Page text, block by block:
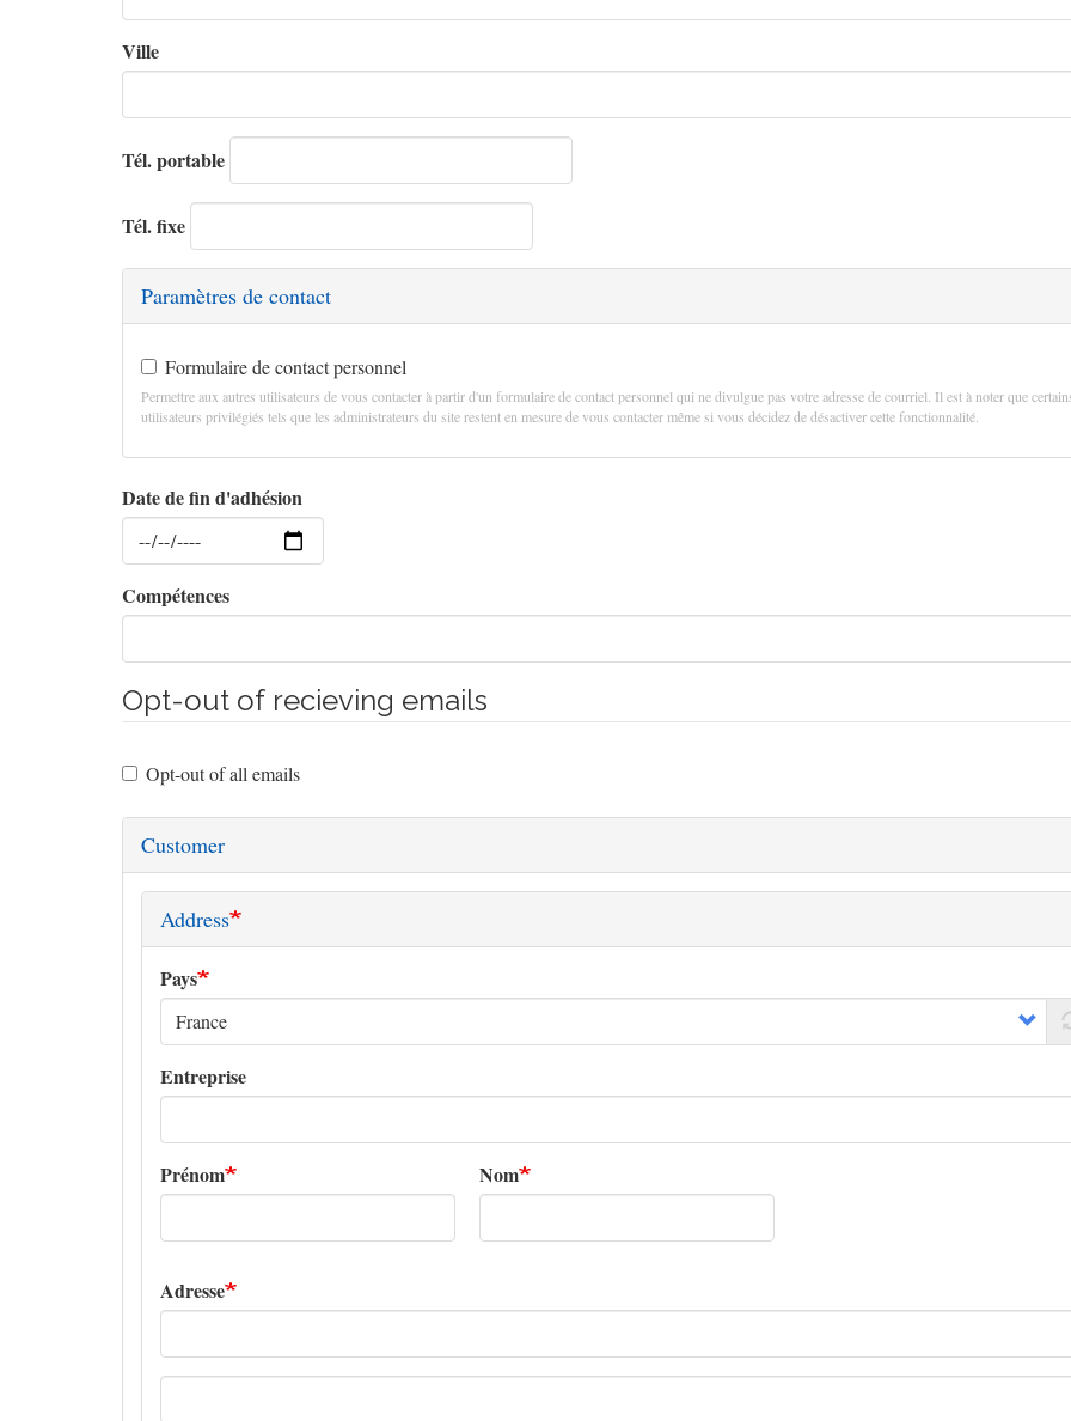
Ville
Tél. portable
Tél. fixe
Paramètres de contact
Formulaire de contact personnel
Permettre aux autres utilisateurs de vous contacter à partir d'un formulaire de contact personnel qui ne divulgue pas votre adresse de courriel. Il est à noter que
utilisateurs privilégiés tels que les administrateurs du site restent en mesure de vous contacter même si vous décidez de désactiver cette fonctionnalité.
Date de fin d'adhésion
Date
Compétences
Opt-out of recieving emails
Opt-out of all emails
Customer
Address
Pays
Entreprise
Prénom Nom
Adresse
Adresse